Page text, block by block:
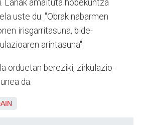
Lanak amaituta hobekuntza
uste du: "Obrak nabarmen
irisgarritasuna, bide-
arintasuna".
orduetan bereziki, zirkulazio-
da.